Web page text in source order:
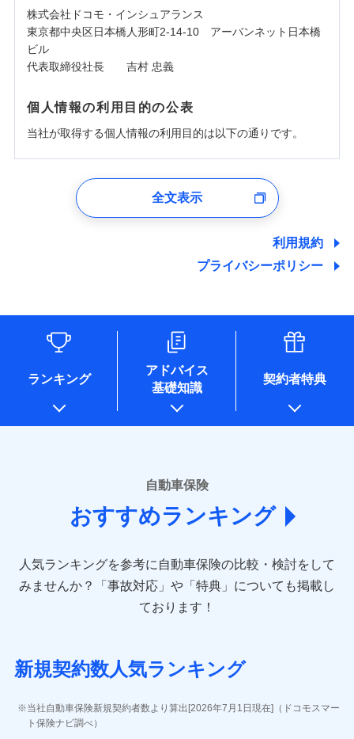
株式会社ドコモ・インシュアランス
東京都中央区日本橋人形町2-14-10 アーバンネット日本橋
ビル
代表取締役社長 吉村 忠義
個人情報の利用目的の公表
当社が取得する個人情報の利用目的は以下の通りです。
ユーザー登録受付および、管理のため
しくは委託を受けている保険会社・提携会社の保険その他に
関する情報を提供し、金融商品等の契約を勧奨するため、ま
た維持管理等の委託業務遂行のため、またそれらに付帯、関
情報を取引のある他の保険会社の商品・サービスをご提案す
るために利用させていただくことがあります。）
各種セミナーの開催のため
コンサルティングサービスの実施のため
アンケートやキャンペーン等の実施のため
上記に係る案内・手続き・管理等付帯業務を行うため
* 当社が委託を受けている保険会社の情報は、保険会社のホ
ームページに掲載しておりますので、ご確認ください。
あいおいニッセイ同和損害保険株式会社
(https://www.aioinissaydowa.co.jp/)
アクサ損害保険株式会社 (https://www.axa-
direct.co.jp/)
sompo.co.jp/)
東京海上ダイレクト損害保険株式会社 (https://www.e-
AIG損害保険株式会社 (https://www.aig.co.jp/sonpo)
ジェイアイ傷害火災保険株式会社
ソニー損害保険株式会社
(https://www.sonysonpo.co.jp/)
全文表示
利用規約
プライバシーポリシー
ランキング
アドバイス
基礎知識
契約者特典
自動車保険
おすすめランキング
人気ランキングを参考に自動車保険の比較・検討をして
みませんか？
「事故対応」や「特典」についても掲載し
ております！
新規契約数人気ランキング
当社自動車保険新規契約者数より算出[2026年7月1日現在]（ドコモスマー
ト保険ナビ調べ）